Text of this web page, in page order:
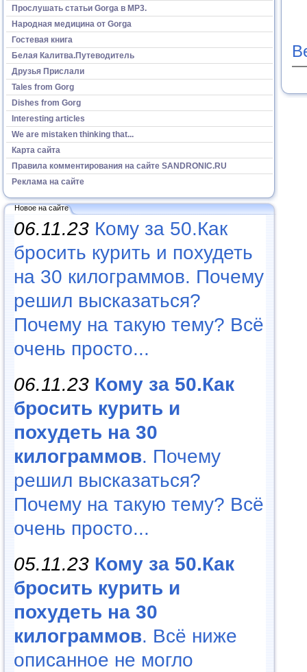
Прослушать статьи Gorga в МР3.
Народная медицина от Gorga
Гостевая книга
Белая Калитва.Путеводитель
Друзья Прислали
Tales from Gorg
Dishes from Gorg
Interesting articles
We are mistaken thinking that...
Карта сайта
Правила комментирования на сайте SANDRONIC.RU
Реклама на сайте
Новое на сайте
06.11.23 Кому за 50.Как
бросить курить и похудеть
на 30 килограммов. Почему
решил высказаться?
Почему на такую тему? Всё
очень просто...
06.11.23 Кому за 50.Как
бросить курить и
похудеть на 30
килограммов. Почему
решил высказаться?
Почему на такую тему? Всё
очень просто...
05.11.23 Кому за 50.Как
бросить курить и
похудеть на 30
килограммов. Всё ниже
описанное не могло